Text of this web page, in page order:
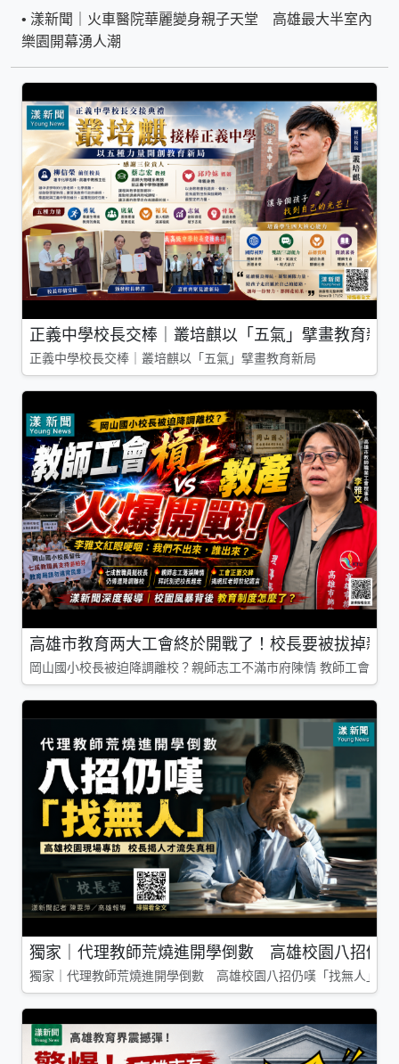
• 漾新聞｜火車醫院華麗變身親子天堂 高雄最大半室內
樂園開幕湧人潮
正義中學校長交棒｜叢培麒以「五氣」擘畫教育新局
正義中學校長交棒｜叢培麒以「五氣」擘畫教育新局
高雄市教育两大工會終於開戰了！校長要被拔掉親
岡山國小校長被迫降調離校？親師志工不滿市府陳情 教師工會槓
獨家｜代理教師荒燒進開學倒數 高雄校園八招仍
獨家｜代理教師荒燒進開學倒數 高雄校園八招仍嘆「找無人」